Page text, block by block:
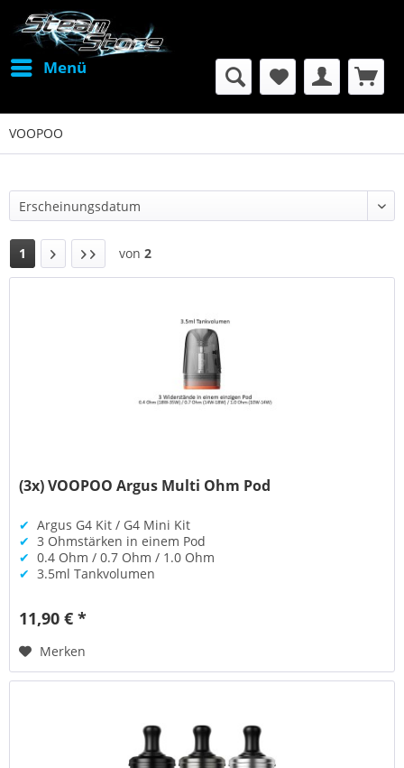
Menü
VOOPOO
1 von 2
(3x) VOOPOO Argus Multi Ohm Pod
✔ Argus G4 Kit / G4 Mini Kit
✔ 3 Ohmstärken in einem Pod
✔ 0.4 Ohm / 0.7 Ohm / 1.0 Ohm
✔ 3.5ml Tankvolumen
11,90 € *
Merken